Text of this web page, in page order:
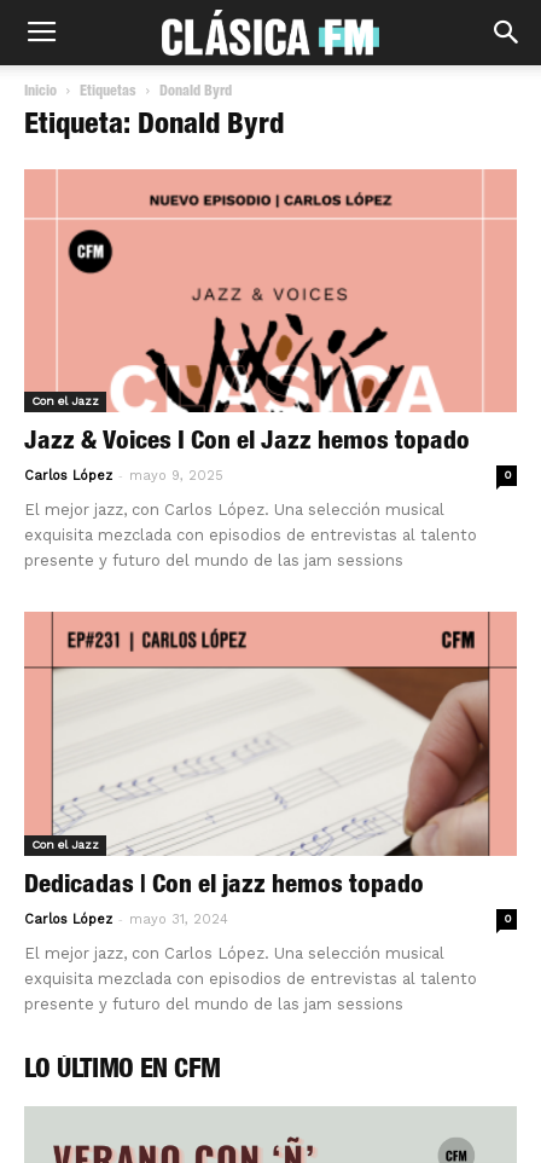
Inicio Etiquetas Donald Byrd
Etiqueta: Donald Byrd
Con el Jazz
Jazz & Voices I Con el Jazz hemos topado
Carlos López - mayo 9, 2025 0
El mejor jazz, con Carlos López. Una selección musical
exquisita mezclada con episodios de entrevistas al talento
presente y futuro del mundo de las jam sessions
Con el Jazz
Dedicadas | Con el jazz hemos topado
Carlos López - mayo 31, 2024 0
El mejor jazz, con Carlos López. Una selección musical
exquisita mezclada con episodios de entrevistas al talento
presente y futuro del mundo de las jam sessions
LO ÚLTIMO EN CFM